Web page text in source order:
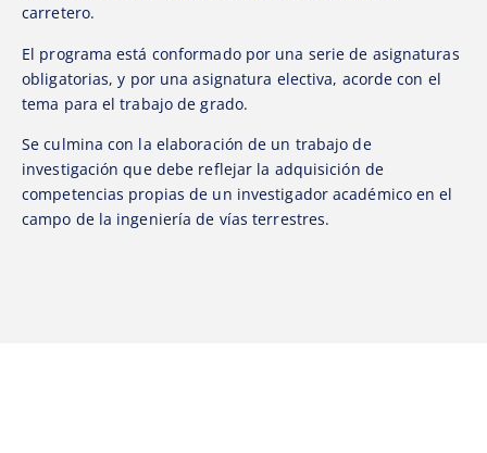
carretero.
El programa está conformado por una serie de asignaturas
obligatorias, y por una asignatura electiva, acorde con el
tema para el trabajo de grado.
Se culmina con la elaboración de un trabajo de
investigación que debe reflejar la adquisición de
competencias propias de un investigador académico en el
campo de la ingeniería de vías terrestres.